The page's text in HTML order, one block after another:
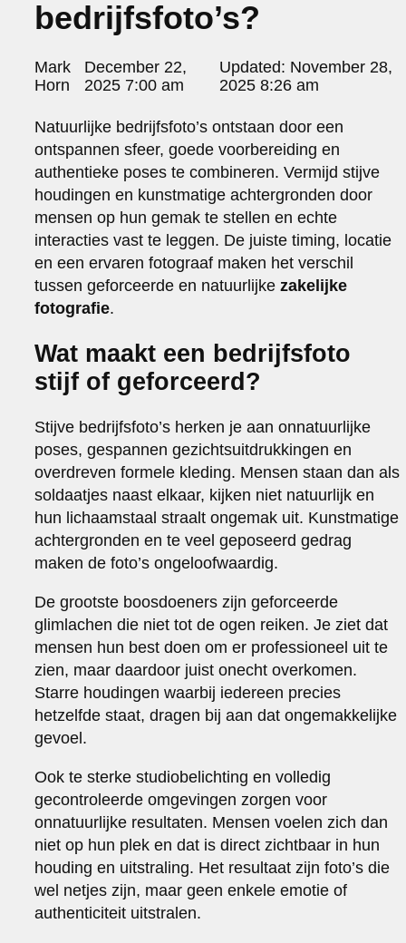
portraits 2
portraits 3
sanoma view 2014 – annual report
het zuiderlicht
thomas van luyn
various
parool christmas special
editorial
travel
commercial
fashion
contact
info@markhorn.nl
about
bedrijfsfoto’s?
Posted
by:
Mark
Horn
December 22,
2025 7:00 am
Updated: November 28,
2025 8:26 am
Natuurlijke bedrijfsfoto’s ontstaan door een
ontspannen sfeer, goede voorbereiding en
authentieke poses te combineren. Vermijd stijve
houdingen en kunstmatige achtergronden door
mensen op hun gemak te stellen en echte
interacties vast te leggen. De juiste timing, locatie
en een ervaren fotograaf maken het verschil
tussen geforceerde en natuurlijkezakelijke
fotografie.
Wat maakt een bedrijfsfoto
stijf of geforceerd?
Stijve bedrijfsfoto’s herken je aan onnatuurlijke
poses, gespannen gezichtsuitdrukkingen en
overdreven formele kleding. Mensen staan dan als
soldaatjes naast elkaar, kijken niet natuurlijk en
hun lichaamstaal straalt ongemak uit. Kunstmatige
achtergronden en te veel geposeerd gedrag
maken de foto’s ongeloofwaardig.
De grootste boosdoeners zijn geforceerde
glimlachen die niet tot de ogen reiken. Je ziet dat
mensen hun best doen om er professioneel uit te
zien, maar daardoor juist onecht overkomen.
Starre houdingen waarbij iedereen precies
hetzelfde staat, dragen bij aan dat ongemakkelijke
gevoel.
Ook te sterke studiobelichting en volledig
gecontroleerde omgevingen zorgen voor
onnatuurlijke resultaten. Mensen voelen zich dan
niet op hun plek en dat is direct zichtbaar in hun
houding en uitstraling. Het resultaat zijn foto’s die
wel netjes zijn, maar geen enkele emotie of
authenticiteit uitstralen.